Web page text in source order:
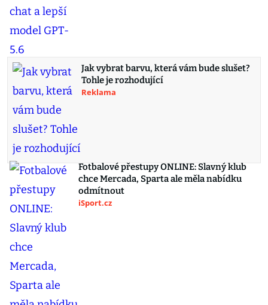
Jak vybrat barvu, která vám bude slušet?
Tohle je rozhodující
Reklama
Fotbalové přestupy ONLINE: Slavný klub
chce Mercada, Sparta ale měla nabídku
odmítnout
iSport.cz